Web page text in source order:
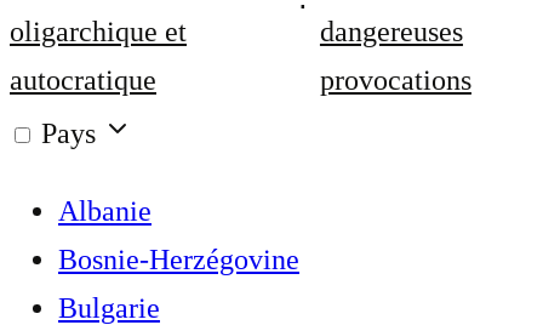
oligarchique et
autocratique
dangereuses
provocations
Pays
Albanie
Bosnie-Herzégovine
Bulgarie